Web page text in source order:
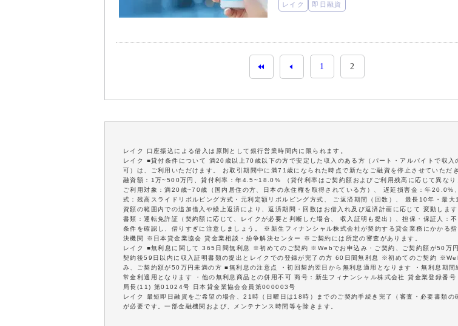
レイク 即日融資
1 2
レイク 口座振込による借入は原則として銀行営業時間内に限られます。
レイク ■貸付条件について 満20歳以上70歳以下の方で安定した収入のある方（パート・アルバイトで収入
可）は、ご利用いただけます。 お取引期間中に満71歳になられた時点で新たなご融資を停止させていただ
融資額：1万~500万円、貸付利率：年4.5~18.0% （貸付利率はご契約額およびご利用残高に応じて異なり
ご利用対象：満20歳~70歳（国内居住の方、日本の永住権を取得されている方）、 遅延損害金：年20.0%
式：残高スライドリボルビング方式・元利定額リボルビング方式、 ご返済期間（回数）、 最長10年・最大
資額の範囲内での追加借入や繰上返済により、返済期間・回数はお借入れ及び返済計画に応じて 変動しま
書類：運転免許証（契約額に応じて、レイクが必要と判断した場合、 収入証明も提出）、担保・保証人：
条件を確認し、借りすぎに注意しましょう。 ※新生フィナンシャル株式会社が契約する貸金業務にかかる
決機関 ※日本貸金業協会 貸金業相談・紛争解決センター ※ご契約には所定の審査があります。
レイク ■無利息に関して 365日間無利息 ※初めてのご契約 ※Webでお申込み・ご契約、ご契約額が50万
契約後59日以内に収入証明書類の提出とレイクでの登録が完了の方 60日間無利息 ※初めてのご契約
み、ご契約額が50万円未満の方 ■無利息の注意点 ・初回契約翌日から無利息適用となります ・無利息期間
常金利適用となります ・他の無利息商品との併用不可 商号：新生フィナンシャル株式会社 貸金業登録番号
局長(11) 第01024号 日本貸金業協会会員第000003号
レイク 最短即日融資をご希望の場合、21時（日曜日は18時）までのご契約手続き完了（審査・必要書類の
が必要です。一部金融機関および、メンテナンス時間等を除きます。